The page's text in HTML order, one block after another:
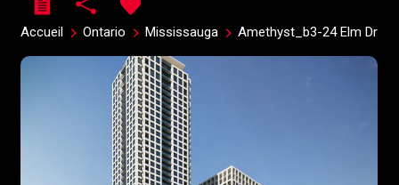
Accueil Ontario Mississauga Amethyst_b3-24 Elm Dr